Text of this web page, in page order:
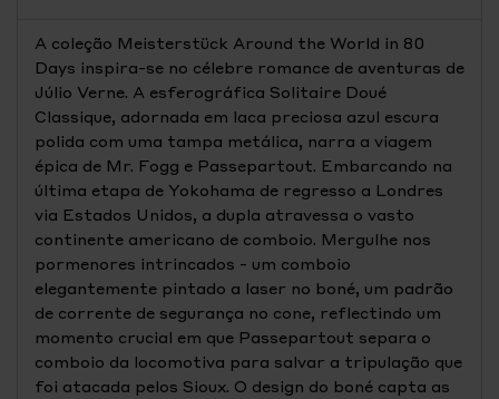
A coleção Meisterstück Around the World in 80
Days inspira-se no célebre romance de aventuras de
Júlio Verne. A esferográfica Solitaire Doué
Classique, adornada em laca preciosa azul escura
polida com uma tampa metálica, narra a viagem
épica de Mr. Fogg e Passepartout. Embarcando na
última etapa de Yokohama de regresso a Londres
via Estados Unidos, a dupla atravessa o vasto
continente americano de comboio. Mergulhe nos
pormenores intrincados - um comboio
elegantemente pintado a laser no boné, um padrão
de corrente de segurança no cone, reflectindo um
momento crucial em que Passepartout separa o
comboio da locomotiva para salvar a tripulação que
foi atacada pelos Sioux. O design do boné capta as